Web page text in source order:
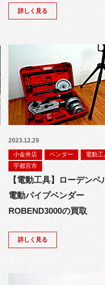
詳しく見る
2023.12.29
小金井店
ベンダー
電動工
宇都宮市
【電動工具】ローデンベ
電動パイプベンダー
ROBEND3000の買取
詳しく見る